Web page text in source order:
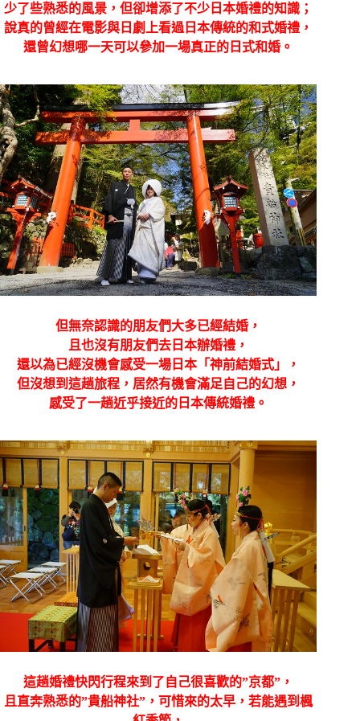
少了些熟悉的風景，但卻增添了不少日本婚禮的知識；
說真的曾經在電影與日劇上看過日本傳統的和式婚禮，
還曾幻想哪一天可以參加一場真正的日式和婚。
但無奈認識的朋友們大多已經結婚，
且也沒有朋友們去日本辦婚禮，
還以為已經沒機會感受一場日本「神前結婚式」，
但沒想到這趟旅程，居然有機會滿足自己的幻想，
感受了一趟近乎接近的日本傳統婚禮。
這趟婚禮快閃行程來到了自己很喜歡的”京都”，
且直奔熟悉的”貴船神社”，可惜來的太早，若能遇到楓